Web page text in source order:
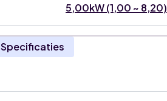
5,00kW (1,00 ~ 8,20)
Specificaties